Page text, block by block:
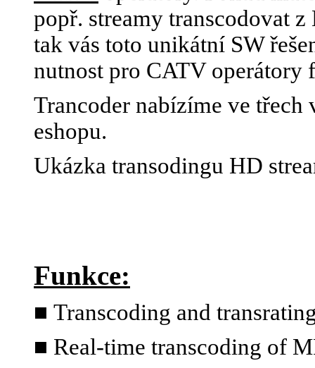
popř. streamy transcodovat
tak vás toto unikátní SW
nutnost pro CATV operátory
Trancoder nabízíme ve třech
eshopu.
Ukázka transodingu HD
Funkce:
■ Transcoding and
■ Real-time transcoding of